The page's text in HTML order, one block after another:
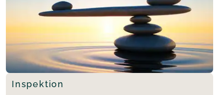
Inspektion